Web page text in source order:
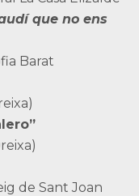
que no ens
Barat
de Sant Joan